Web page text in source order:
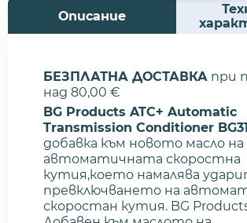
Описание
БЕЗПЛАТНА ДОСТАВКА при
над 80,00 €
BG Products ATC+ Automatic
Transmission Conditioner
добавка към новото масло на
автоматичната скоростна
кутия,което намалява
превключването на
скоростан кутия. BG